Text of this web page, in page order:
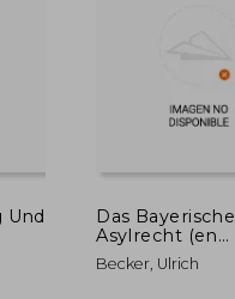
Und
Das Bayerische
Asylrecht (en
Alemán)
Becker, Ulrich